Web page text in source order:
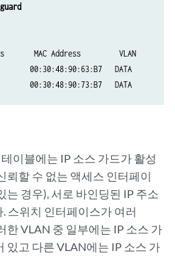
MAC Address         VLAN
00:30:48:90:63:B7   DATA
00:30:48:90:73:B7   DATA
이블에는 IP 소스 가드가 활성
뢰할 수 없는 액세스 인터페이
는 경우), 서로 바인딩된 IP 주소
스위치 인터페이스가 여러
한 VLAN 중 일부에는 IP 소스 가
있고 다른 VLAN에는 IP 소스 가